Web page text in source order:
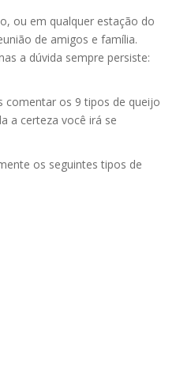
ou em qualquer estação do
de amigos e família.
a dúvida sempre persiste:
comentar os 9 tipos de queijo
a certeza você irá se
os seguintes tipos de